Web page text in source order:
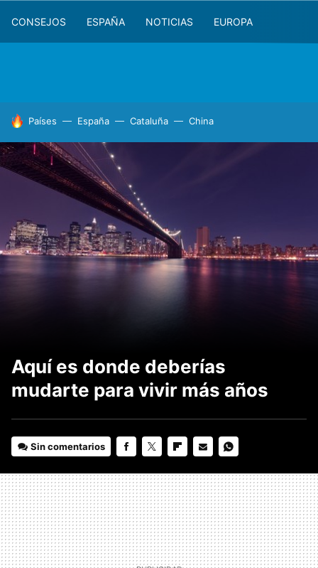
CONSEJOS ESPAÑA NOTICIAS EUROPA
HOY SE HABLA DE
Países España Cataluña China
Aquí es donde deberías
mudarte para vivir más años
Sin comentarios
MAIL